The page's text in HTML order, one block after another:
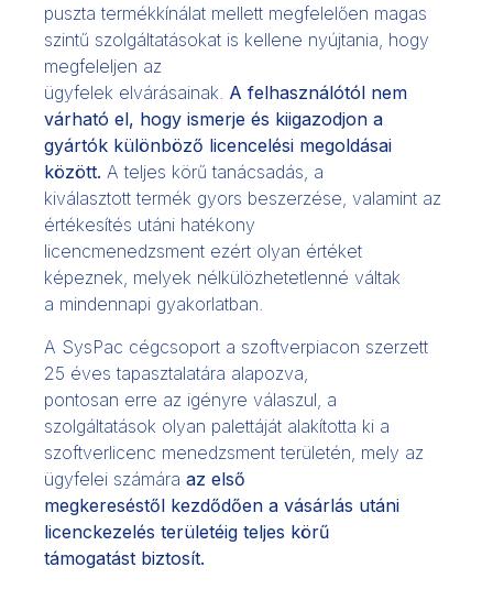
puszta termékkínálat mellett megfelelően magas
szintű szolgáltatásokat is kellene nyújtania, hogy
megfeleljen az
ügyfelek elvárásainak. A felhasználótól nem
várható el, hogy ismerje és kiigazodjon a
gyártók különböző licencelési megoldásai
között. A teljes körű tanácsadás, a
kiválasztott termék gyors beszerzése, valamint az
értékesítés utáni hatékony
licencmenedzsment ezért olyan értéket
képeznek, melyek nélkülözhetetlenné váltak
a mindennapi gyakorlatban.
A SysPac cégcsoport a szoftverpiacon szerzett
25 éves tapasztalatára alapozva,
pontosan erre az igényre válaszul, a
szolgáltatások olyan palettáját alakította ki a
szoftverlicenc menedzsment területén, mely az
ügyfelei számára az első
megkereséstől kezdődően a vásárlás utáni
licenckezelés területéig teljes körű
támogatást biztosít.